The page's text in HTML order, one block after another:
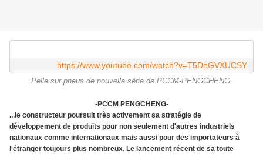
https://www.youtube.com/watch?v=T5DeGVXUCSY
Pelle sur pneus de nouvelle série de PCCM-PENGCHENG.
-PCCM PENGCHENG-
...le constructeur poursuit très activement sa stratégie de
développement de produits pour non seulement d'autres industriels
nationaux comme internationaux mais aussi pour des importateurs à
l'étranger toujours plus nombreux. Le lancement récent de sa toute